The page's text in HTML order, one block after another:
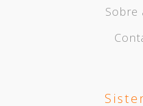
Sobre